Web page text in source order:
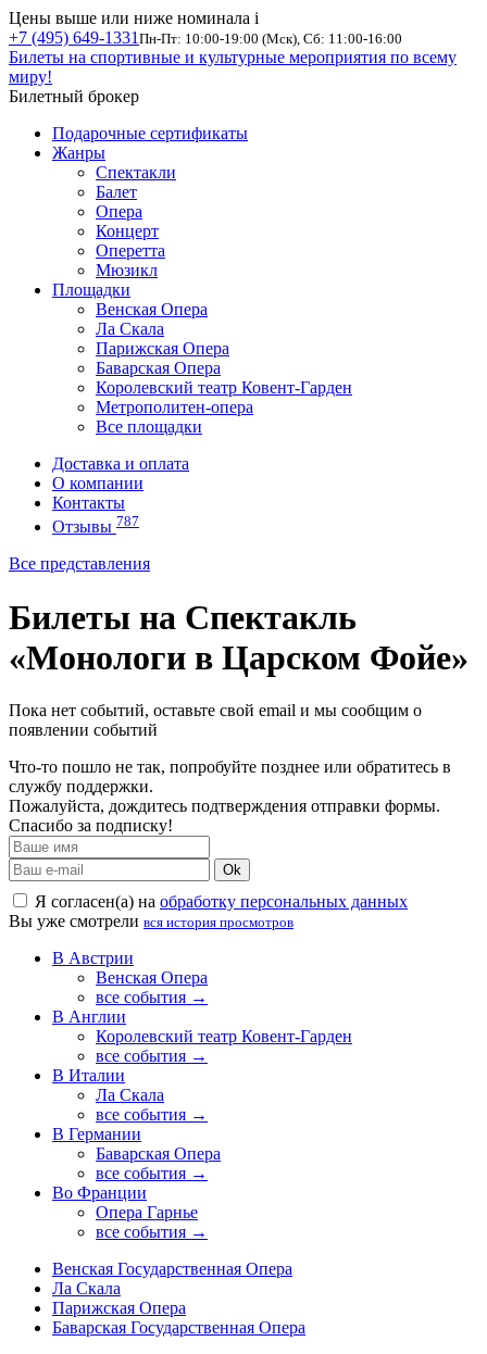
Цены выше или ниже номинала i
+7 (495) 649-1331 Пн-Пт: 10:00-19:00 (Мск), Сб: 11:00-16:00
Билеты на спортивные и культурные мероприятия по всему
миру!
Билетный брокер
Подарочные сертификаты
Жанры
Спектакли
Балет
Опера
Концерт
Оперетта
Мюзикл
Площадки
Венская Опера
Ла Скала
Парижская Опера
Баварская Опера
Королевский театр Ковент-Гарден
Метрополитен-опера
Все площадки
Доставка и оплата
О компании
Контакты
Отзывы 787
Все представления
Билеты на Спектакль
«Монологи в Царском Фойе»
Пока нет событий, оставьте свой email и мы сообщим о
появлении событий
Что-то пошло не так, попробуйте позднее или обратитесь в
службу поддержки.
Пожалуйста, дождитесь подтверждения отправки формы.
Спасибо за подписку!
Ok
Я согласен(а) на обработку персональных данных
Вы уже смотрели вся история просмотров
В Австрии
Венская Опера
все события →
В Англии
Королевский театр Ковент-Гарден
все события →
В Италии
Ла Скала
все события →
В Германии
Баварская Опера
все события →
Во Франции
Опера Гарнье
все события →
Венская Государственная Опера
Ла Скала
Парижская Опера
Баварская Государственная Опера